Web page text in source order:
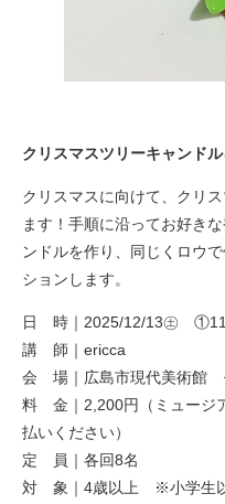
クリスマスツリーキャンドル
クリスマスに向けて、クリ
ます！手順に沿ってお好き
ンドルを作り、同じくロウ
ションします。
日 時｜2025/12/13㊏
講 師｜ericca
会 場｜広島市現代美術館
料 金｜2,200円（ミュージ
払いください）
定 員｜各回8名
対 象｜4歳以上 ※小学生